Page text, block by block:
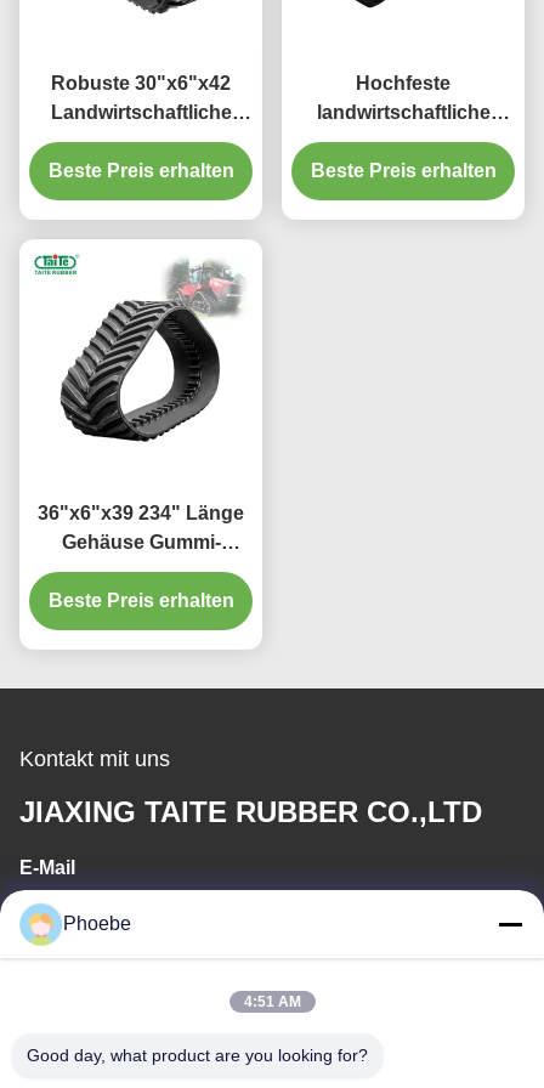
Robuste 30"x6"x42
Landwirtschaftliche
Gummiketten für CASE
STX Quadtrac mit hoher
Traktion und
Antriebsösen
Beste Preis erhalten
Hochfeste
landwirtschaftliche
Gummibahnen
TP30"x6"x42AG mit
verstärkten
Beste Preis erhalten
36"x6"x39 234" Länge
Gehäuse Gummi-
Spuren mit verstärkten
Antriebs-Lugs für hohe
Traktion
Beste Preis erhalten
Kontakt mit uns
JIAXING TAITE RUBBER CO.,LTD
E-Mail
hn.lin@taite-track.com
Unsere Adresse
Phoebe
4:51 AM
Good day, what product are you looking for?